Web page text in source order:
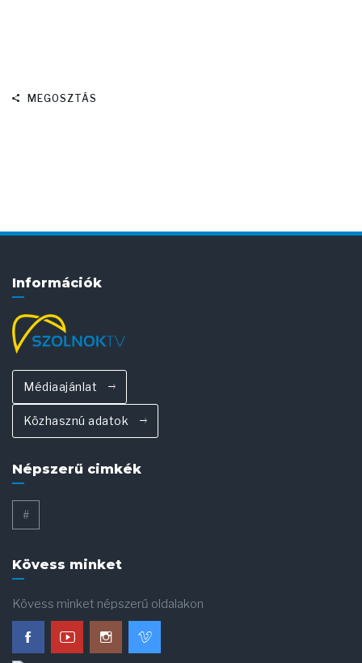
MEGOSZTÁS
Információk
Médiaajánlat
Közhasznú adatok
Népszerű cimkék
#
Kövess minket
Kövess minket népszerű oldalakon